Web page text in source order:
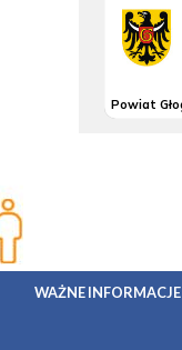
WAŻNE INFORMACJE